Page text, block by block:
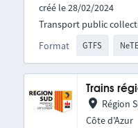
créé le 28/02/2024
Format GTFS
Transport public
Trains
Région
Côte d’Azur